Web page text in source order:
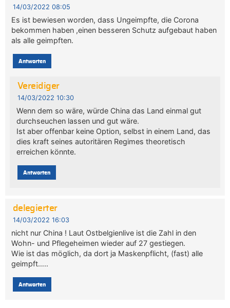
14/03/2022 08:05
Es ist bewiesen worden, dass Ungeimpfte, die Corona
bekommen haben ,einen besseren Schutz aufgebaut haben
als alle geimpften.
Antworten
Vereidiger
14/03/2022 10:30
Wenn dem so wäre, würde China das Land einmal gut
durchseuchen lassen und gut wäre.
Ist aber offenbar keine Option, selbst in einem Land, das
dies kraft seines autoritären Regimes theoretisch
erreichen könnte.
Antworten
delegierter
14/03/2022 16:03
nicht nur China ! Laut Ostbelgienlive ist die Zahl in den
Wohn- und Pflegeheimen wieder auf 27 gestiegen.
Wie ist das möglich, da dort ja Maskenpflicht, (fast) alle
geimpft…..
Antworten